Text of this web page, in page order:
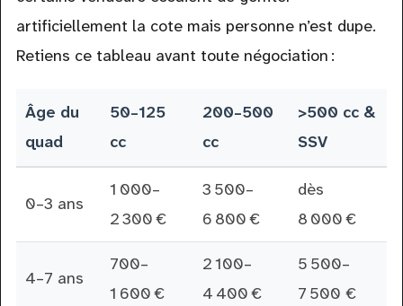
artificiellement la cote mais personne n’est dupe.
Retiens ce tableau avant toute négociation :
Âge du
quad
50–125
cc
200–500
cc
>500 cc &
SSV
0–3 ans
1 000–
2 300 €
3 500–
6 800 €
dès
8 000 €
4–7 ans
700–
1 600 €
2 100–
4 400 €
5 500–
7 500 €